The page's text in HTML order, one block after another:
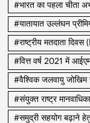
#भारत का पहला चीता
#यातायात उल्लंघन
#राष्ट्रीय मतदाता दिवस
#वित्त वर्ष 2021 में
#वैश्विक जलवायु
#संयुक्त राष्ट्र
#समुद्री सहयोग बढ़ाने